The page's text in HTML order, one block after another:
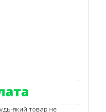
який товар не